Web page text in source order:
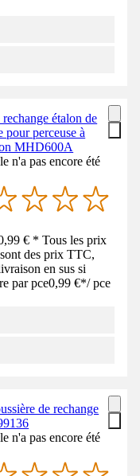
rechange étalon de
pour perceuse à
MHD600A
n'a pas encore été
€ * Tous les prix
des prix TTC,
en sus si
par pce0,99 €*/ pce
de rechange
n'a pas encore été